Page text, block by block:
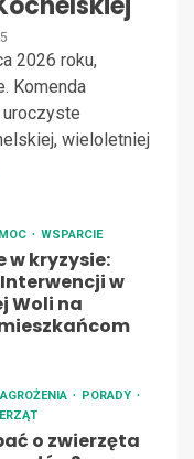
2026 roku,
Komenda
uroczyste
wieloletniej
WSPARCIE
w kryzysie:
w
Woli na
PORADY
o zwierzęta